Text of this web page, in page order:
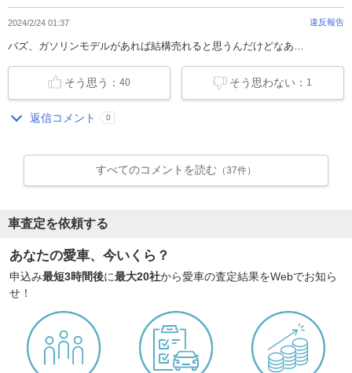
2024/2/24 01:37 違反報告
バズ、ガソリンモデルがあれば結構売れると思うんだけどなあ…
そう思わない： 1
そう思う：40
返信コメント 0
すべてのコメントを読む （37件）
車査定を依頼する
あなたの愛車、今いくら？
申込み最短3時間後に最大20社から愛車の査定結果をWebでお知ら
せ！